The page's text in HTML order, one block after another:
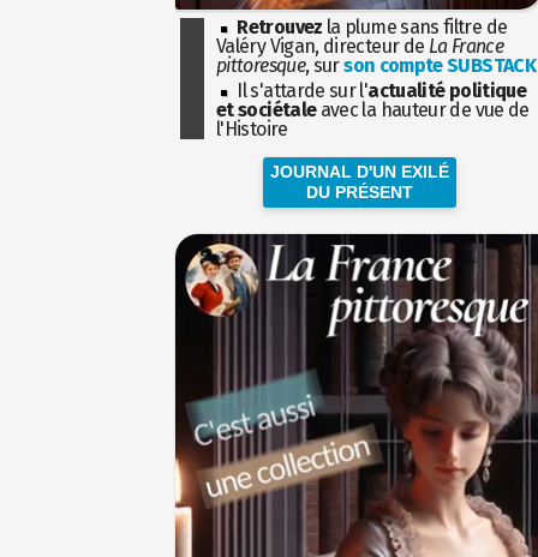
Retrouvez la plume sans filtre de
Valéry Vigan, directeur de La France
pittoresque, surson compte SUBSTACK
Il s'attarde sur l'actualité politique
et sociétaleavec la hauteur de vue de
l'Histoire
JOURNAL D'UN EXILÉ
DU PRÉSENT